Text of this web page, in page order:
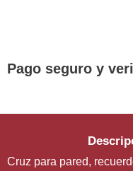
Pago seguro y
Cruz para pared,